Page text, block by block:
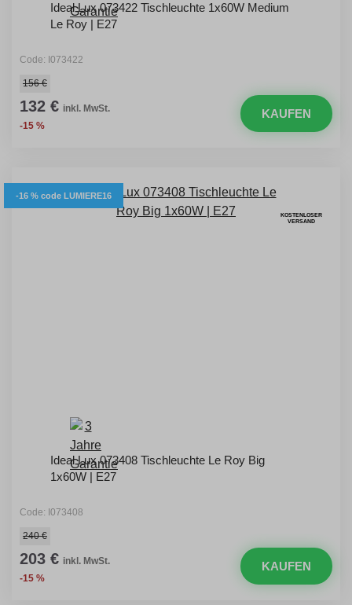
Ideal Lux 073422 Tischleuchte 1x60W Medium
Le Roy | E27
Code: I073422
156 €
132 € inkl. MwSt.
-15 %
KAUFEN
-16 % code LUMIERE16
KOSTENLOSER
VERSAND
Ideal Lux 073408 Tischleuchte Le Roy Big
1x60W | E27
Code: I073408
240 €
203 € inkl. MwSt.
-15 %
KAUFEN